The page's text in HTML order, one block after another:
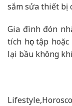
sắm sửa thiết bị
Gia đình đón
tích học tập
lại bầu không